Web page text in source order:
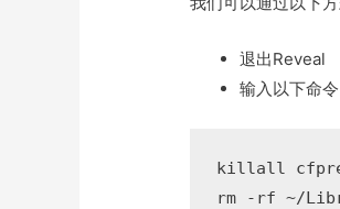
退出Reveal
输入以下命令
killall
rm -rf ~/